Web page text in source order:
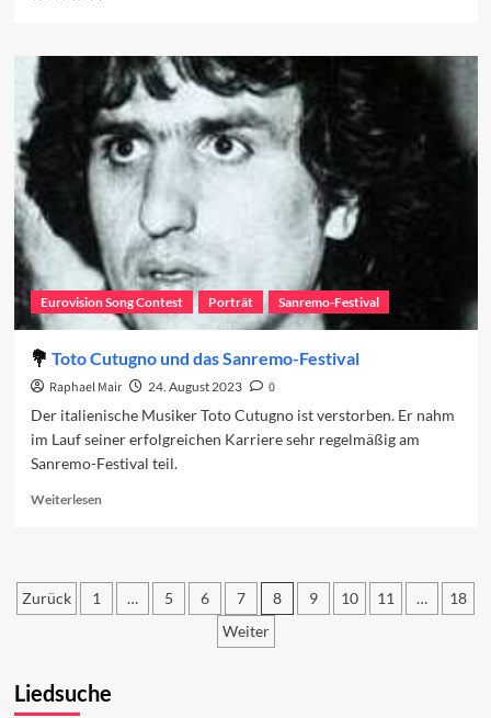
Der
aktuelle
Stand
in
Sanremo
Eurovision Song Contest Porträt Sanremo-Festival
Toto Cutugno und das Sanremo-Festival
Raphael Mair 24. August 2023
0
Der italienische Musiker Toto Cutugno ist verstorben. Er nahm
im Lauf seiner erfolgreichen Karriere sehr regelmäßig am
Sanremo-Festival teil.
WeiterlesenRead
Cutugno
und
Seitennummerierung
Beiträge
Zurück 1 … 5 6 7 8 9 10 11 …
18
Weiter
Liedsuche